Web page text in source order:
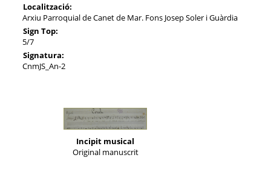
Localització:
Arxiu Parroquial de Canet de Mar. Fons Josep Soler i Guàrdia
Sign Top:
5/7
Signatura:
CnmJS_An-2
Incipit musical
Original manuscrit